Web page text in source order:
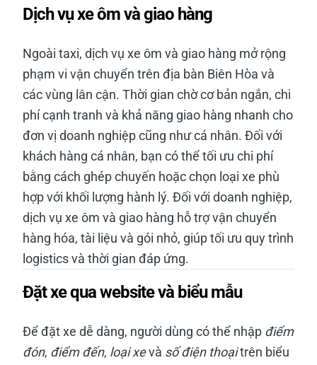
Dịch vụ xe ôm và giao hàng
Ngoài taxi, dịch vụ xe ôm và giao hàng mở rộng
phạm vi vận chuyển trên địa bàn Biên Hòa và
các vùng lân cận. Thời gian chờ cơ bản ngắn, chi
phí cạnh tranh và khả năng giao hàng nhanh cho
đơn vị doanh nghiệp cũng như cá nhân. Đối với
khách hàng cá nhân, bạn có thể tối ưu chi phí
bằng cách ghép chuyến hoặc chọn loại xe phù
hợp với khối lượng hành lý. Đối với doanh nghiệp,
dịch vụ xe ôm và giao hàng hỗ trợ vận chuyển
hàng hóa, tài liệu và gói nhỏ, giúp tối ưu quy trình
logistics và thời gian đáp ứng.
Đặt xe qua website và biểu mẫu
Để đặt xe dễ dàng, người dùng có thể nhập điểm
đón, điểm đến, loại xevà số điện thoạitrên biểu